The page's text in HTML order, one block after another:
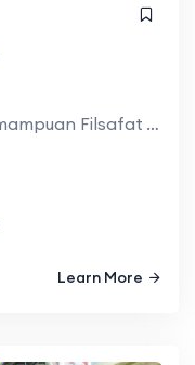
Mata Kuliah ini memberikan kemampuan Filsafat Auditing, Profesional Judgment, Skeptisisme Profesional, Titik Kritis dalam praktik audi, Risiko, pengendalian, dan Assurance, Memahami Assuransce, lingkungan hukum profesi
Learn More